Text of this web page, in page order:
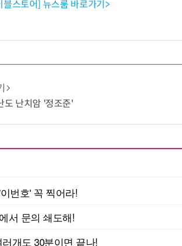
블스토어] 뉴스룸 바로가기>
난치암 '정조준'